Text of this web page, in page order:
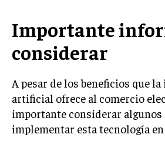
TRANSFORMACIÓN DIGITAL
ANALÍTICA EMPRESARIAL Y
CIBERSEGURIDAD
ESTRATEGIA
EMPRESAS FAMILIARES Y
Importante
considerar
A pesar de los beneficios que
artificial ofrece al comercio
importante considerar algunos
implementar esta tecnología